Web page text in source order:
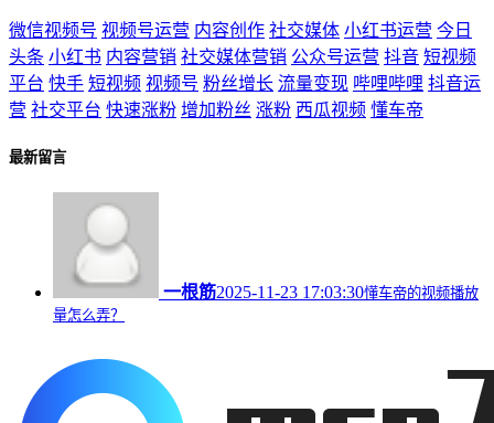
微信视频号 视频号运营 内容创作 社交媒体 小红书运营 今日
头条 小红书 内容营销 社交媒体营销 公众号运营 抖音 短视频
平台 快手 短视频 视频号 粉丝增长 流量变现 哔哩哔哩 抖音运
营 社交平台 快速涨粉 增加粉丝 涨粉 西瓜视频 懂车帝
最新留言
一根筋2025-11-23 17:03:30懂车帝的视频播放
量怎么弄？